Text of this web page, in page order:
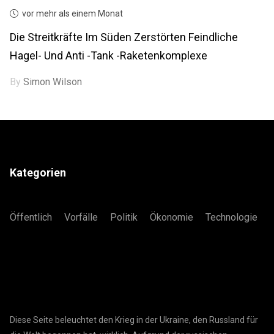
vor mehr als einem Monat
Die Streitkräfte Im Süden Zerstörten Feindliche
Hagel- Und Anti -Tank -Raketenkomplexe
BySimon Wilson
Kategorien
Öffentlich Vorfälle Politik Ökonomie Technologie
Diese Seite beleuchtet den Krieg in der Ukraine, den Russland für